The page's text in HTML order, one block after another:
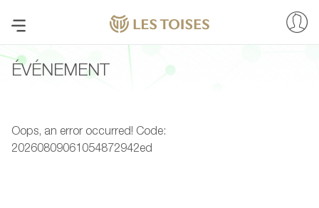
ÉVÉNEMENT
Oops, an error occurred! Code:
20260809061054872942ed